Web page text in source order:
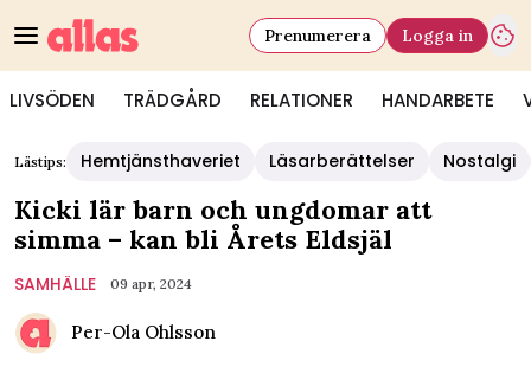
LIVSÖDEN TRÄDGÅRD RELATIONER HANDARBETE
Prenumerera Logga in
Lästips: Hemtjänsthaveriet Läsarberättelser Nostalgi
Kicki lär barn och ungdomar att
simma – kan bli Årets Eldsjäl
SAMHÄLLE 09 apr, 2024
Per-Ola Ohlsson